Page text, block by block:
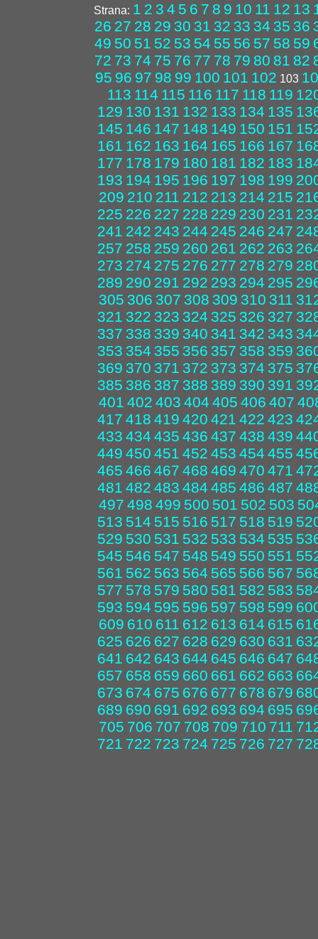
Strana: 1 2 3 4 5 6 7 8 9 10 11 12 13
26 27 28 29 30 31 32 33 34 35 36
49 50 51 52 53 54 55 56 57 58 59
72 73 74 75 76 77 78 79 80 81 82
95 96 97 98 99 100 101 102 103
113 114 115 116 117 118 119
129 130 131 132 133 134 135
145 146 147 148 149 150 151
161 162 163 164 165 166 167
177 178 179 180 181 182 183
193 194 195 196 197 198 199
209 210 211 212 213 214 215
225 226 227 228 229 230 231
241 242 243 244 245 246 247
257 258 259 260 261 262 263
273 274 275 276 277 278 279
289 290 291 292 293 294 295
305 306 307 308 309 310 311
321 322 323 324 325 326 327
337 338 339 340 341 342 343
353 354 355 356 357 358 359
369 370 371 372 373 374 375
385 386 387 388 389 390 391
401 402 403 404 405 406 407
417 418 419 420 421 422 423
433 434 435 436 437 438 439
449 450 451 452 453 454 455
465 466 467 468 469 470 471
481 482 483 484 485 486 487
497 498 499 500 501 502 503
513 514 515 516 517 518 519
529 530 531 532 533 534 535
545 546 547 548 549 550 551
561 562 563 564 565 566 567
577 578 579 580 581 582 583
593 594 595 596 597 598 599
609 610 611 612 613 614 615
625 626 627 628 629 630 631
641 642 643 644 645 646 647
657 658 659 660 661 662 663
673 674 675 676 677 678 679
689 690 691 692 693 694 695
705 706 707 708 709 710 711
721 722 723 724 725 726 727